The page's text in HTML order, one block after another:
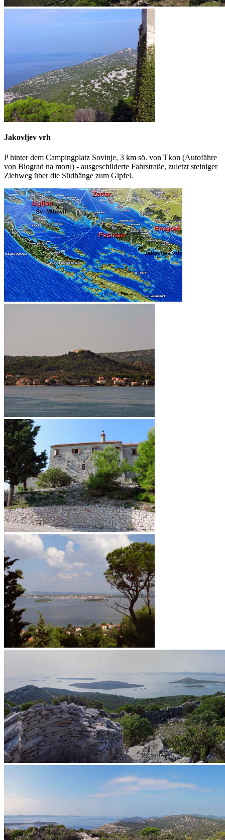
Jakovljev vrh
P hinter dem Campingplatz Sovinje, 3 km sö. von Tkon (Autofähre
von Biograd na moru) - ausgeschilderte Fahrstraße, zuletzt steiniger
Ziehweg über die Südhänge zum Gipfel.